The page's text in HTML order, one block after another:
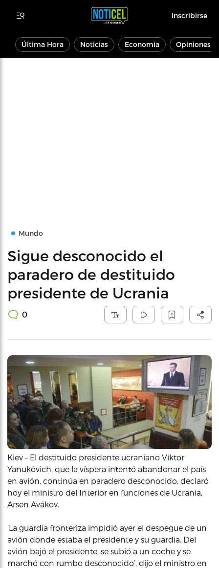
Inscribirse
Última Hora Noticias Economía Opiniones
Mundo
Sigue desconocido el
paradero de destituido
presidente de Ucrania
0
Kiev – El destituido presidente ucraniano Víktor
Yanukóvich, que la víspera intentó abandonar el país
en avión, continúa en paradero desconocido, declaró
hoy el ministro del Interior en funciones de Ucrania,
Arsen Avákov.
‘La guardia fronteriza impidió ayer el despegue de un
avión donde estaba el presidente y su guardia. Del
avión bajó el presidente, se subió a un coche y se
marchó con rumbo desconocido’, dijo el ministro en